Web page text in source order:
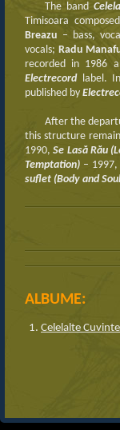
The band
Timisoara
Breazu – bass,
vocals; Radu
recorded in 1986
Electrecordlabel.
published by
After the
this structure
1990,Se Lasă Rău
Temptation) – 1997,
suflet (Body and
ALBUME:
Celelalte